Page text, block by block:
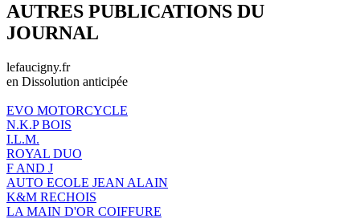
AUTRES PUBLICATIONS DU
JOURNAL
lefaucigny.fr
en Dissolution anticipée
EVO MOTORCYCLE
N.K.P BOIS
I.L.M.
ROYAL DUO
F AND J
AUTO ECOLE JEAN ALAIN
K&M RECHOIS
LA MAIN D'OR COIFFURE